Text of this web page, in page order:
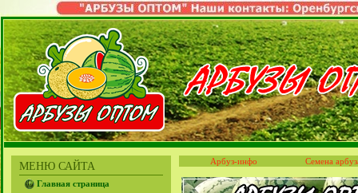
МЕНЮ САЙТА
Главная страница
Арбуз-инфо Семена